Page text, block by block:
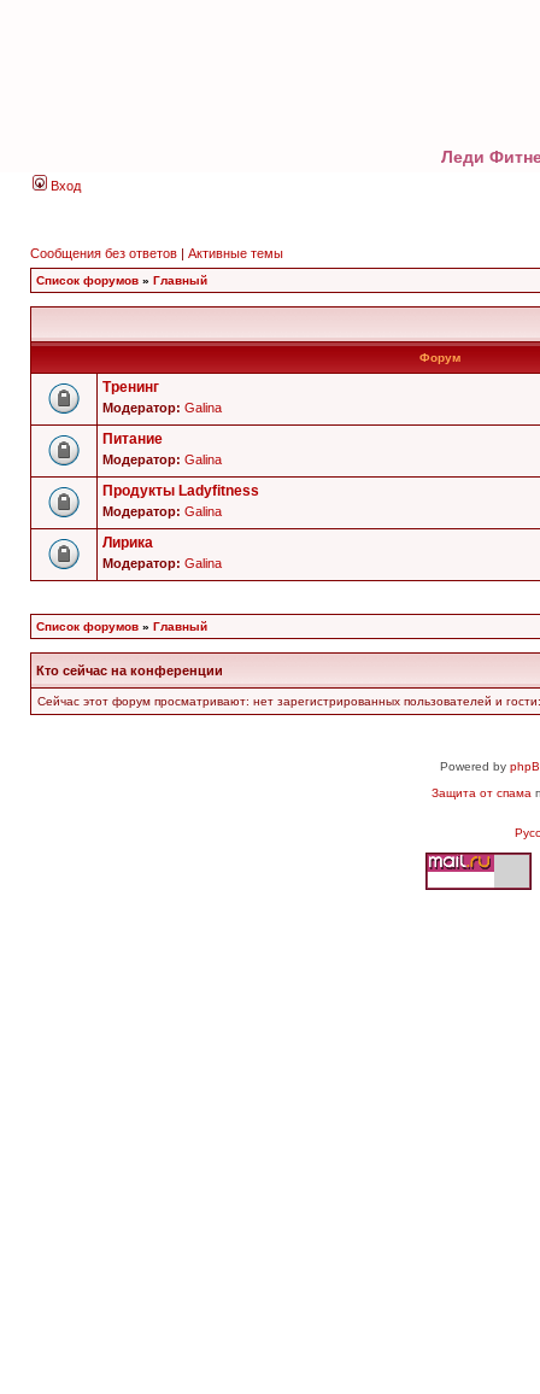
Леди
Вход
Сообщения без ответов | Активные темы
Список форумов » Главный
Форум
Тренинг
Модератор: Galina
Питание
Модератор: Galina
Продукты Ladyfitness
Модератор: Galina
Лирика
Модератор: Galina
Список форумов » Главный
Кто сейчас на конференции
Сейчас этот форум просматривают: нет зарегистрированных пользователей и
Powered by
Защита от спама